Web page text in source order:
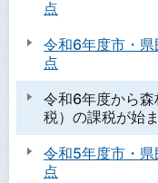
点
令和6年度市・県
点
令和6年度から
税）の課税が始
令和5年度市・県
点